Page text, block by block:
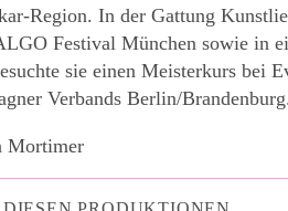
Region. In der Gattung
Festival München sowie in
sie einen Meisterkurs bei
Verbands Berlin/
Mortimer